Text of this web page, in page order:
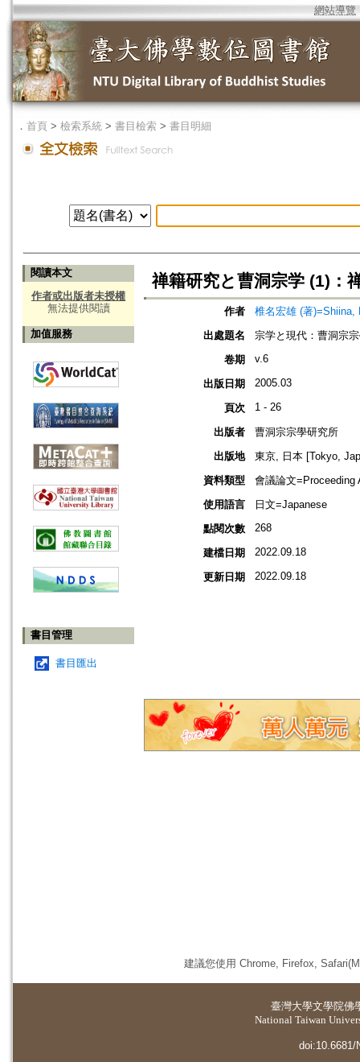
網站導覽
． 首頁 > 檢索系統 > 書目檢索 > 書目明細
閱讀本文
作者或出版者未授權
無法提供閱讀
加值服務
書目管理
書目匯出
禅籍研究と曹洞宗学 (1)：
作者
椎名宏雄 (著)=Shiina,
出處題名
宗学と現代：曹洞宗
卷期
v.6
出版日期 2005.03
頁次 1 - 26
出版者
曹洞宗宗學研究所
出版地
東京, 日本 [Tokyo,
資料類型
會議論文=Proceeding
使用語言
日文=Japanese
點閱次數
268
建檔日期 2022.09.18
更新日期 2022.09.18
建議您使用 Chrome, Firefox,
臺灣大學文學院佛
National Taiwan
doi:10.6681/